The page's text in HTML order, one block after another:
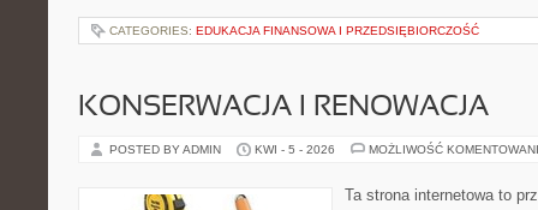
CATEGORIES: EDUKACJA FINANSOWA I PRZEDSIĘBIORCZOŚĆ
KONSERWACJA I RENOWACJA
POSTED BY ADMIN KWI - 5 - 2026 MOŻLIWOŚĆ
Ta strona internetowa to